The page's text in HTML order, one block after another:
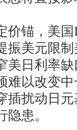
锚，美国
振美元限
美日利率
难以改变
插扰动日
患。